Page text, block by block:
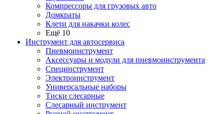
Компрессоры для грузовых авто
Домкраты
Клети для накачки колес
Ещё 10
Инструмент для автосервиса
Пневмоинструмент
Аксессуары и модули для пневмоинструмента
Специнструмент
Электроинструмент
Универсальные наборы
Тиски слесарные
Слесарный инструмент